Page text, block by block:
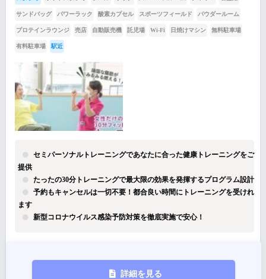
サンドバッグ パワーラック 酸素カプセル スポーツフィールド パウダールーム
プロテインラウンジ 売店 自動販売機 託児場 Wi-Fi 日焼けマシン 無料駐車場
有料駐車場 駅近
セミパーソナルトレーニングであなたに合った健康トレーニングをご
提供
たったの30分トレーニングで最大限の効果を発揮するプログラム設計
予約もキャンセルは一切不要！都合良い時間にトレーニングを受けれ
ます
新型コロナウイルス感染予防対策を徹底実施で安心！
詳細を見る